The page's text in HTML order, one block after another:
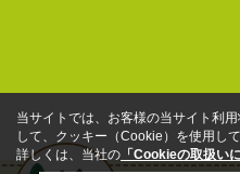
当サイトでは、お客様の当サイト利
して、クッキー（Cookie）を使用して
詳しくは、当社の 「Cookieの取扱い